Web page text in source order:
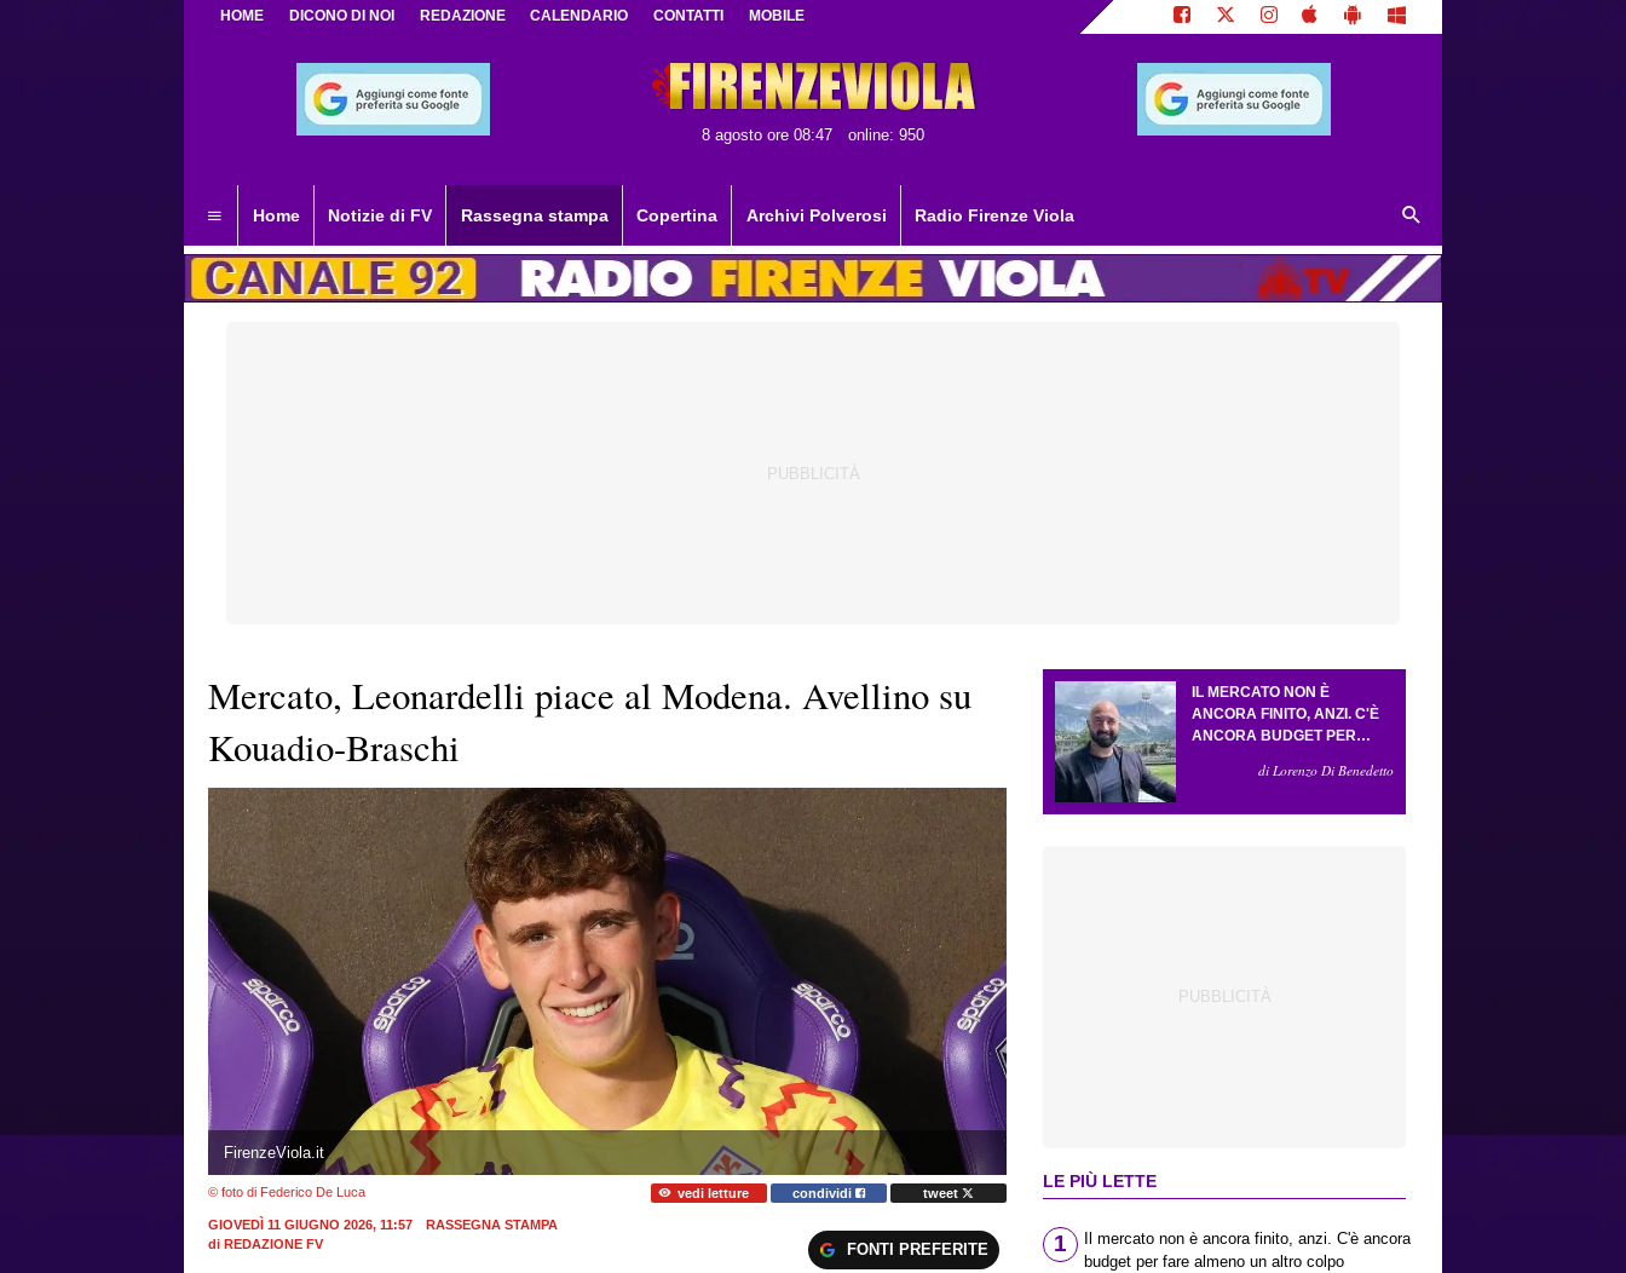
HOME DICONO DI NOI REDAZIONE CALENDARIO CONTATTI MOBILE
8 agosto ore 08:47 online: 950
Home Notizie di FV Rassegna stampa Copertina Archivi Polverosi Radio Firenze Viola
Mercato, Leonardelli piace al Modena. Avellino su
Kouadio-Braschi
FirenzeViola.it
© foto di Federico De Luca vedi letture condividi tweet
GIOVEDÌ 11 GIUGNO 2026, 11:57
RASSEGNA STAMPA
di REDAZIONE FV FONTI PREFERITE
IL MERCATO NON È
ANCORA FINITO, ANZI. C'È
ANCORA BUDGET PER
COLPO IMPORTANTE E
di Lorenzo Di Benedetto
LE PIÙ LETTE
1
Il mercato non è ancora finito, anzi. C'è ancora
budget per fare almeno un altro colpo